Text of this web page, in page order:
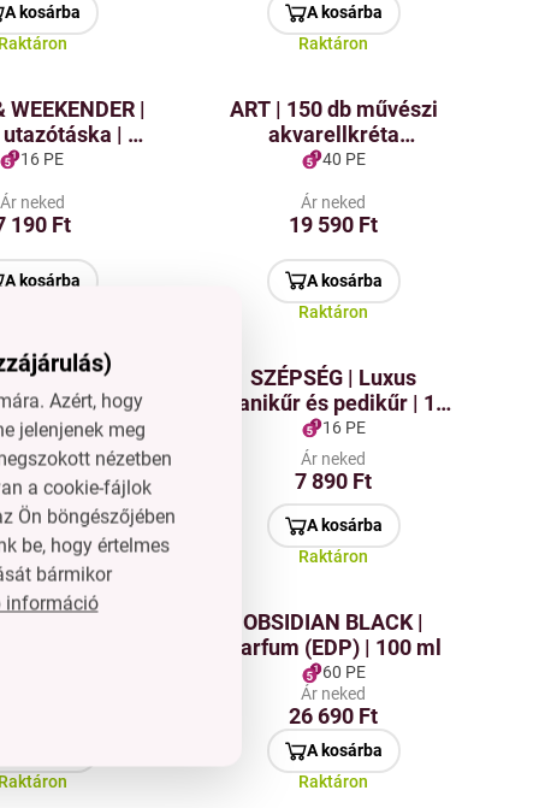
A kosárba
Raktáron
A kosárba
Raktáron
WEEKENDER |
| 37
melange
16 PE
Ár neked
190 Ft
A kosárba
ART | 150 db művészi
akvarellkréta
AQUARELLE | száraz és
exkluzív szett
40 PE
Ár neked
19 590 Ft
A kosárba
Raktáron
| 500 ml
acél
szilikon
TO GO fedéllel
9 PE
Ár neked
090 Ft
A kosárba
SZÉPSÉG | Luxus
manikűr és pedikűr | 10
részes szett | Cipzáras
tokban | Kefelet acél
16 PE
Ár neked
7 890 Ft
A kosárba
Raktáron
zseb
Raktáron
OBSIDIAN BLACK |
Parfum (EDP) | 100 ml
60 PE
Ár neked
26 690 Ft
A kosárba
Raktáron
Azért, hogy
jelenjenek meg
nézetben
a cookie-fájlok
Ön böngészőjében
be, hogy értelmes
bármikor
információ